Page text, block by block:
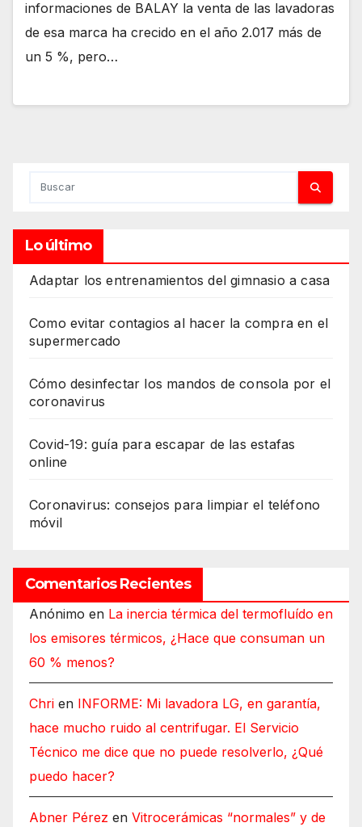
informaciones de BALAY la venta de las lavadoras
de esa marca ha crecido en el año 2.017 más de
un 5 %, pero…
Lo último
Adaptar los entrenamientos del gimnasio a casa
Como evitar contagios al hacer la compra en el
supermercado
Cómo desinfectar los mandos de consola por el
coronavirus
Covid-19: guía para escapar de las estafas
online
Coronavirus: consejos para limpiar el teléfono
móvil
Comentarios Recientes
Anónimo en La inercia térmica del termofluído en
los emisores térmicos, ¿Hace que consuman un
60 % menos?
Chri en INFORME: Mi lavadora LG, en garantía,
hace mucho ruido al centrifugar. El Servicio
Técnico me dice que no puede resolverlo, ¿Qué
puedo hacer?
Abner Pérez en Vitrocerámicas “normales” y de